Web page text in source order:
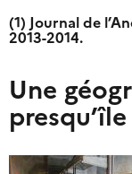
(1) Journal de
2013-2014.
Une
presqu’île